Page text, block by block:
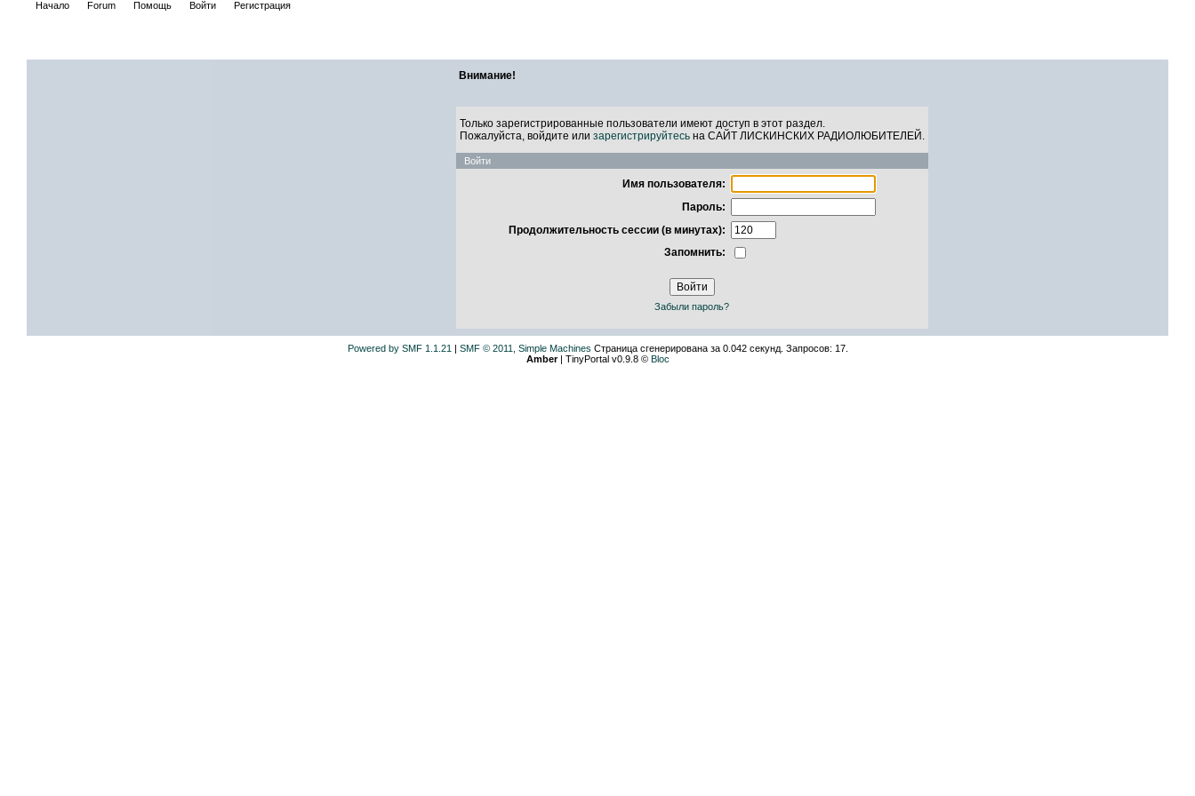
Начало Forum Помощь Войти Регистрация
Внимание!
Только зарегистрированные пользователи имеют доступ в этот раздел.
Пожалуйста, войдите или зарегистрируйтесьна САЙТ ЛИСКИНСКИХ РАДИОЛЮБИТЕЛЕЙ.
Войти
Имя пользователя:
Пароль:
Продолжительность сессии (в минутах):
Запомнить:
Забыли пароль?
Powered by SMF 1.1.21 | SMF © 2011, Simple Machines Страница сгенерирована за 0.042 секунд. Запросов: 17.
Amber| TinyPortal v0.9.8 © Bloc